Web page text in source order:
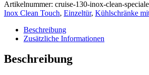
Artikelnummer: cruise-130-inox-clean-speciale
Inox Clean Touch, Einzeltür, Kühlschränke
Beschreibung
Zusätzliche Informationen
Beschreibung